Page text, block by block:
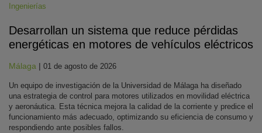
Ingenierías
Desarrollan un sistema que reduce pérdidas
energéticas en motores de vehículos eléctricos
Málaga | 01 de agosto de 2026
Un equipo de investigación de la Universidad de Málaga ha diseñado
una estrategia de control para motores utilizados en movilidad eléctrica
y aeronáutica. Esta técnica mejora la calidad de la corriente y predice el
funcionamiento más adecuado, optimizando su eficiencia de consumo y
respondiendo ante posibles fallos.